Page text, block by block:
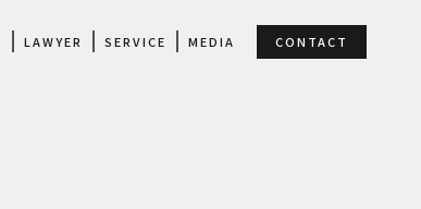
LAWYER SERVICE MEDIA CONTACT